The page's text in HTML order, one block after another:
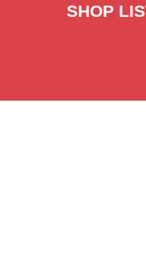
SHOP